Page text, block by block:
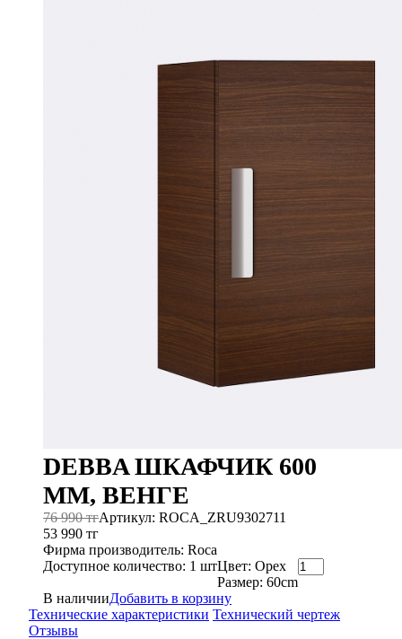
DEBBA ШКАФЧИК 600
ММ, ВЕНГЕ
76 990 тг
53 990 тг
Артикул: ROCA_ZRU9302711
Фирма производитель: Roca
Доступное количество: 1 штЦвет: Орех
Размер: 60cm
В наличииДобавить в корзину
Технические характеристики Технический чертеж
Отзывы